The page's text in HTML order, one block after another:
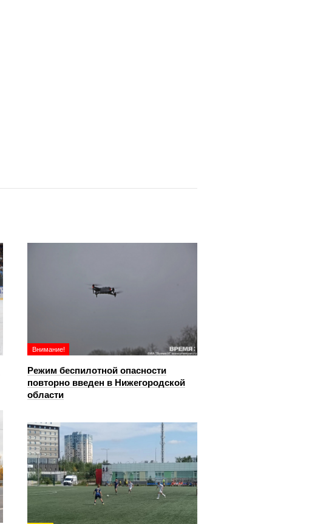
Внимание!
Режим беспилотной опасности
повторно введен в Нижегородской
области